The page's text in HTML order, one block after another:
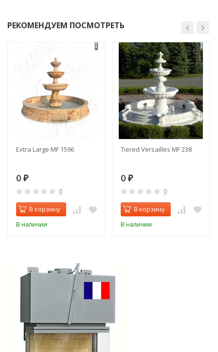
РЕКОМЕНДУЕМ ПОСМОТРЕТЬ
Extra Large MF 1596
0 ₽
0
В корзину
В наличии
Tiered Versailles MF 238
0 ₽
0
В корзину
В наличии